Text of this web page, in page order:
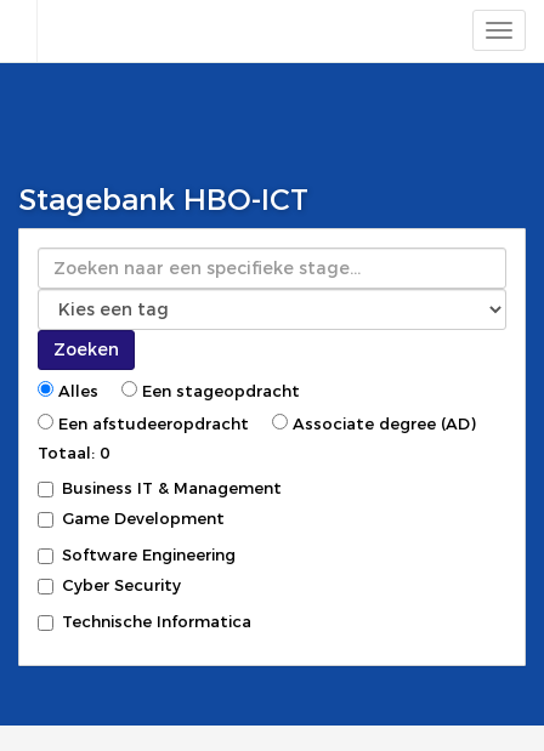
Stagebank HBO-ICT
Zoeken
Zoeken
Alles
Een stageopdracht
Een afstudeeropdracht
Associate degree (AD)
Totaal: 0
Business IT & Management
Game Development
Software Engineering
Cyber Security
Technische Informatica